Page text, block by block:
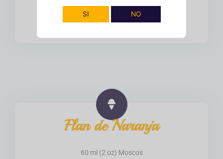
Flan de Naranja
60 ml (2 oz) Moscos